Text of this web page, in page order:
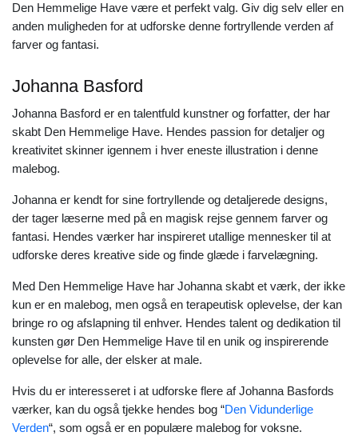
Den Hemmelige Have være et perfekt valg. Giv dig selv eller en
anden muligheden for at udforske denne fortryllende verden af
farver og fantasi.
Johanna Basford
Johanna Basford er en talentfuld kunstner og forfatter, der har
skabt Den Hemmelige Have. Hendes passion for detaljer og
kreativitet skinner igennem i hver eneste illustration i denne
malebog.
Johanna er kendt for sine fortryllende og detaljerede designs,
der tager læserne med på en magisk rejse gennem farver og
fantasi. Hendes værker har inspireret utallige mennesker til at
udforske deres kreative side og finde glæde i farvelægning.
Med Den Hemmelige Have har Johanna skabt et værk, der ikke
kun er en malebog, men også en terapeutisk oplevelse, der kan
bringe ro og afslapning til enhver. Hendes talent og dedikation til
kunsten gør Den Hemmelige Have til en unik og inspirerende
oplevelse for alle, der elsker at male.
Hvis du er interesseret i at udforske flere af Johanna Basfords
værker, kan du også tjekke hendes bog “Den Vidunderlige
Verden“, som også er en populære malebog for voksne.